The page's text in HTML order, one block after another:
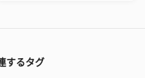
するタグ